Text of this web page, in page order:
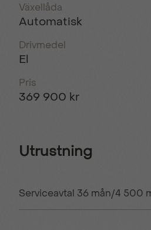
Växellåda
Automatisk
Drivmedel
El
Pris
369 900 kr
Utrustning
Serviceavtal 36 mån/4 500